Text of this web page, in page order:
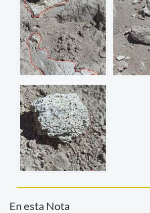
En esta Nota